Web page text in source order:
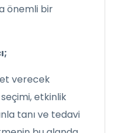
önemli bir
verecek
etkinlik
tanı ve tedavi